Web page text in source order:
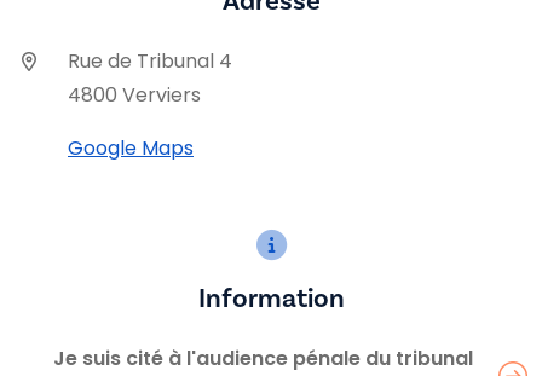
Rue de Tribunal 4
4800 Verviers
Google Maps
Information
Je suis cité à l'audience pénale du tribunal